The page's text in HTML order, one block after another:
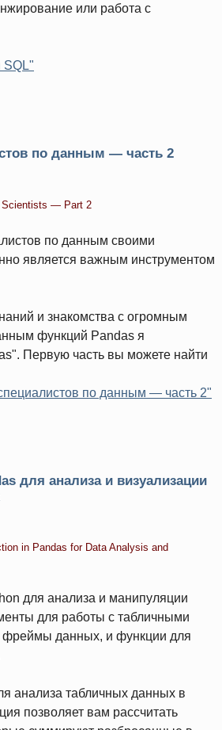
или работа с
SQL"
по данным — часть 2
Scientists — Part 2
по данным своими
является важным инструментом
и знакомства с огромным
функций Pandas я
Первую часть вы можете найти
по данным — часть 2"
для анализа и визуализации
in Pandas for Data Analysis and
для анализа и манипуляции
для работы с табличными
фреймы данных, и функции для
анализа табличных данных в
позволяет вам рассчитать